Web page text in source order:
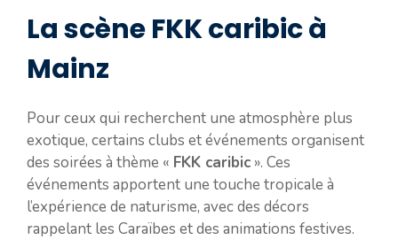
La scène FKK caribic à
Mainz
Pour ceux qui recherchent une atmosphère plus
exotique, certains clubs et événements organisent
des soirées à thème « FKK caribic ». Ces
événements apportent une touche tropicale à
l’expérience de naturisme, avec des décors
rappelant les Caraïbes et des animations festives.